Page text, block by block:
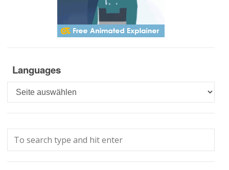
Languages
Languages